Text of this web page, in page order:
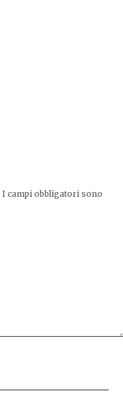
I campi obbligatori sono